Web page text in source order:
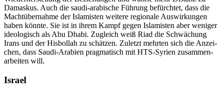
Damaskus. Auch die saudi-arabische Füh­rung befürchtet, dass die
Machtübernahme der Islamisten weitere regionale Auswirkungen
haben könnte. Sie ist in ihrem Kampf gegen Islamisten aber weniger
ideo­logisch als Abu Dhabi. Zugleich weiß Riad die Schwächung
Irans und der Hisbol­lah zu schätzen. Zuletzt mehrten sich die Anzei­
chen, dass Saudi-Arabien pragma­tisch mit HTS-Syrien zusammen­
arbeiten will.
Israel